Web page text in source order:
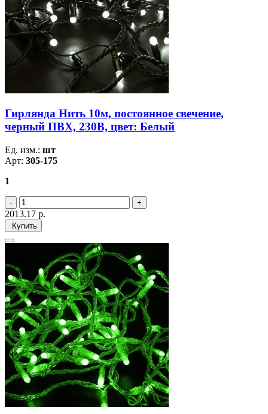
Гирлянда Нить 10м, постоянное свечение,
черный ПВХ, 230В, цвет: Белый
Ед. изм.: шт
Арт: 305-175
1
2013.17 р.
Купить